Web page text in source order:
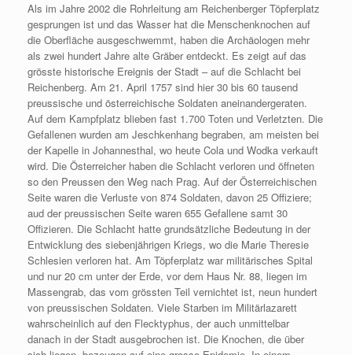
Als im Jahre 2002 die Rohrleitung am Reichenberger Töpferplatz
gesprungen ist und das Wasser hat die Menschenknochen auf
die Oberfläche ausgeschwemmt, haben die Archäologen mehr
als zwei hundert Jahre alte Gräber entdeckt. Es zeigt auf das
grösste historische Ereignis der Stadt – auf die Schlacht bei
Reichenberg. Am 21. April 1757 sind hier 30 bis 60 tausend
preussische und österreichische Soldaten aneinandergeraten.
Auf dem Kampfplatz blieben fast 1.700 Toten und Verletzten. Die
Gefallenen wurden am Jeschkenhang begraben, am meisten bei
der Kapelle in Johannesthal, wo heute Cola und Wodka verkauft
wird. Die Österreicher haben die Schlacht verloren und öffneten
so den Preussen den Weg nach Prag. Auf der Österreichischen
Seite waren die Verluste von 874 Soldaten, davon 25 Offiziere;
aud der preussischen Seite waren 655 Gefallene samt 30
Offizieren. Die Schlacht hatte grundsätzliche Bedeutung in der
Entwicklung des siebenjährigen Kriegs, wo die Marie Theresie
Schlesien verloren hat. Am Töpferplatz war militärisches Spital
und nur 20 cm unter der Erde, vor dem Haus Nr. 88, liegen im
Massengrab, das vom grössten Teil vernichtet ist, neun hundert
von preussischen Soldaten. Viele Starben im Militärlazarett
wahrscheinlich auf den Flecktyphus, der auch unmittelbar
danach in der Stadt ausgebrochen ist. Die Knochen, die über